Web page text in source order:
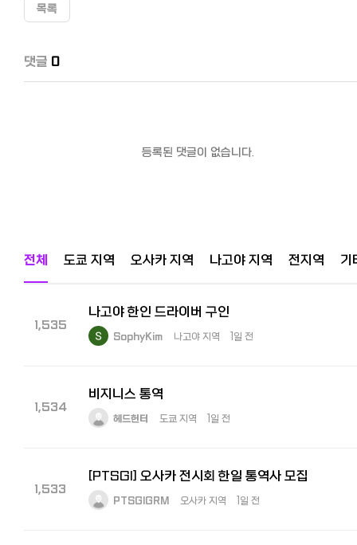
목록
댓글 0
등록된 댓글이 없습니다.
전체 도쿄 지역 오사카 지역 나고야 지역 전지역 기
1,535
나고야 한인 드라이버 구인
SophyKim 나고야 지역 1일 전
1,534
비지니스 통역
헤드헌터 도쿄 지역 1일 전
1,533
[PTSGI] 오사카 전시회 한일 통역사 모집
PTSGIGRM 오사카 지역 1일 전